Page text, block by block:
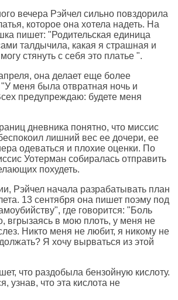
вечера Рэйчел сильно повздорила
которое она хотела надеть. На
пишет: "Родительская единица
талдычила, какая я страшная и
стянуть с себя это платье ".
она делает еще более
меня была отвратная ночь и
предупреждаю: будете меня
дневника понятно, что миссис
лишний вес ее дочери, ее
одеваться и плохие оценки. По
Уотерман собиралась отправить
похудеть.
Рэйчел начала разрабатывать план
13 сентября она пишет поэму под
где говорится: "Боль
вгрызаясь в мою плоть, у меня не
Никто меня не любит, я никому не
Я хочу вырваться из этой
что раздобыла бензойную кислоту.
узнав, что эта кислота не